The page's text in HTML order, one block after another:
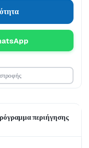
περιήγησης